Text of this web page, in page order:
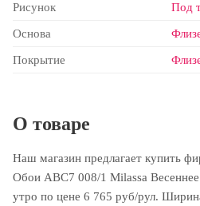
Рисунок Под
Основа
Покрытие
О товаре
Наш магазин предлагает купить
Обои ABC7 008/1 Milassa Весеннее
утро по цене 6 765 руб/рул.